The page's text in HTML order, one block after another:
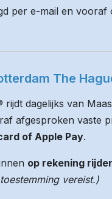
per e-mail en
The
rijdt dagelijks van
afgesproken vaste
of Apple Pay.
op rekening
vereist.)